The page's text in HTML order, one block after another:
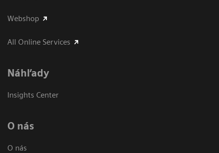
Webshop
All Online Services
Náhľady
Insights Center
O nás
O nás